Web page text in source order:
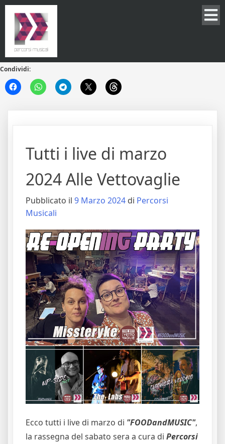
Condividi:
Tutti i live di marzo
2024 Alle Vettovaglie
Pubblicato il 9 Marzo 2024 di Percorsi
Musicali
Ecco tutti i live di marzo di "FOODandMUSIC",
la rassegna del sabato sera a cura di Percorsi